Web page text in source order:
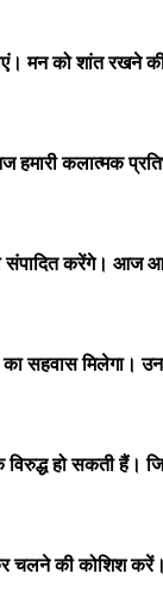
को शांत रखने की
कलात्मक
संपादित करेंगे।
मिलेगा।
हो सकती हैं।
की कोशिश करें।